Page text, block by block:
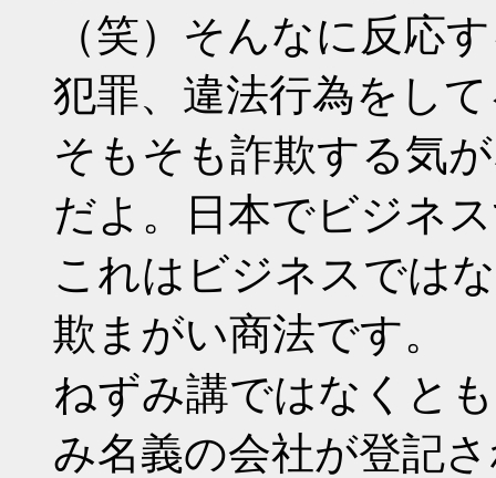
（笑）そんなに反応
犯罪、違法行為をし
そもそも詐欺する気
だよ。日本でビジネ
これはビジネスでは
欺まがい商法です。
ねずみ講ではなくと
み名義の会社が登記